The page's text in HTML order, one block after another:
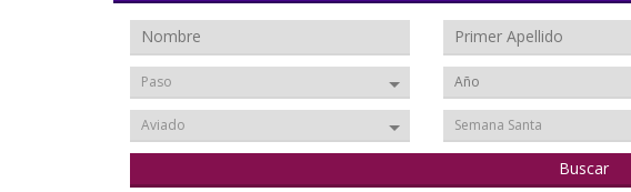
Paso
Aviado Semana Santa